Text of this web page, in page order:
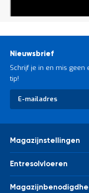
meer
Nieuwsbrief
Schrijf je in en mis geen
tip!
Abonneer
op
Magazijnstellingen
Link 51 Palletstelling
Entresolvloeren